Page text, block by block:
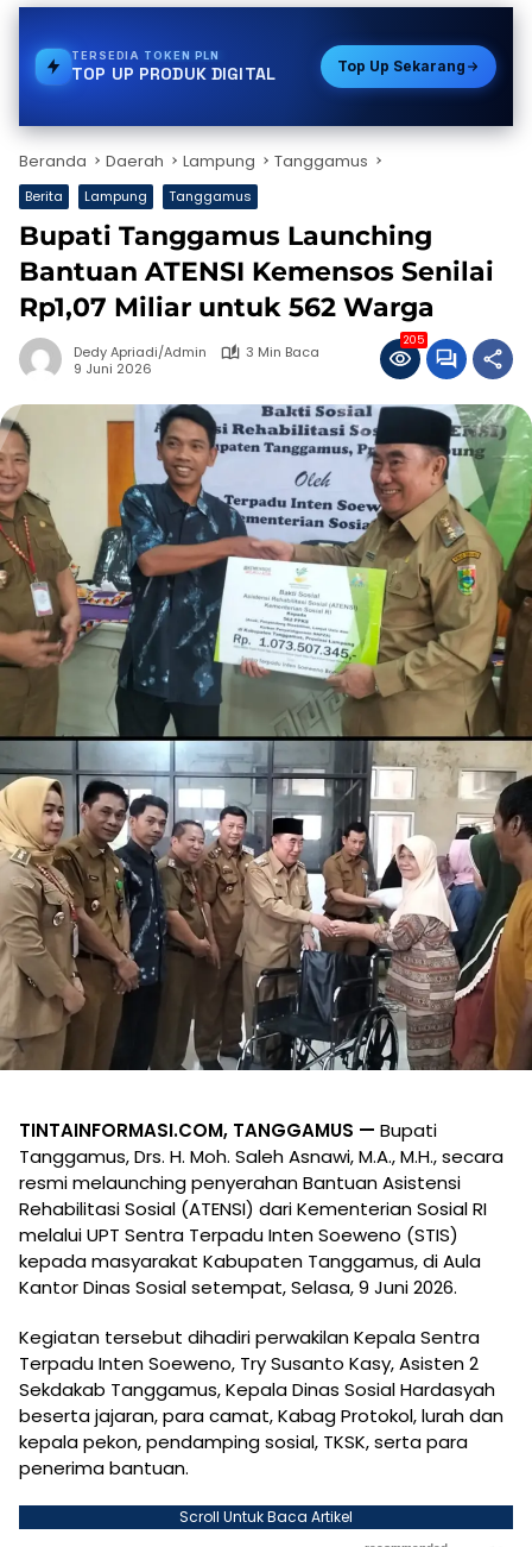
TERSEDIA GAS
TOP UP PRODUK DIGITAL Top Up Sekarang
Beranda Daerah Lampung Tanggamus
Berita Lampung Tanggamus
Bupati Tanggamus Launching
Bantuan ATENSI Kemensos Senilai
Rp1,07 Miliar untuk 562 Warga
Dedy Apriadi/Admin
3 Min Baca
9 Juni 2026
205
TINTAINFORMASI.COM, TANGGAMUS — Bupati
Tanggamus, Drs. H. Moh. Saleh Asnawi, M.A., M.H., secara
resmi melaunching penyerahan Bantuan Asistensi
Rehabilitasi Sosial (ATENSI) dari Kementerian Sosial RI
melalui UPT Sentra Terpadu Inten Soeweno (STIS)
kepada masyarakat Kabupaten Tanggamus, di Aula
Kantor Dinas Sosial setempat, Selasa, 9 Juni 2026.
Kegiatan tersebut dihadiri perwakilan Kepala Sentra
Terpadu Inten Soeweno, Try Susanto Kasy, Asisten 2
Sekdakab Tanggamus, Kepala Dinas Sosial Hardasyah
beserta jajaran, para camat, Kabag Protokol, lurah dan
kepala pekon, pendamping sosial, TKSK, serta para
penerima bantuan.
Scroll Untuk Baca Artikel